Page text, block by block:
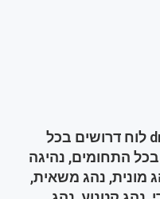
דרושים נהגים – drussimjobbs לוח דרושים בכל
התחומים, נהיגה
מונית, נהג משאית,